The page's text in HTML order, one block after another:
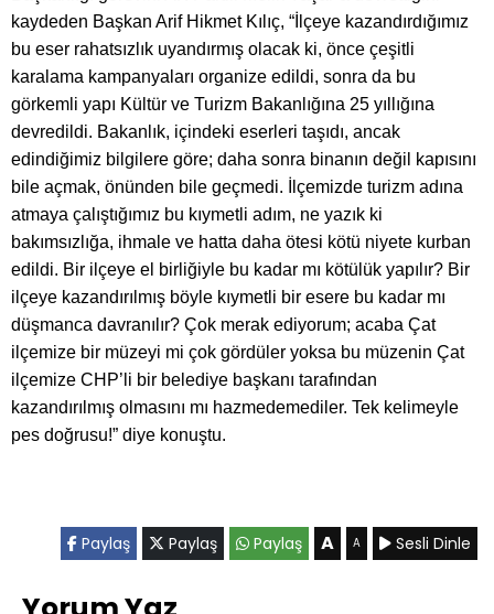
kaydeden Başkan Arif Hikmet Kılıç, “İlçeye kazandırdığımız
bu eser rahatsızlık uyandırmış olacak ki, önce çeşitli
karalama kampanyaları organize edildi, sonra da bu
görkemli yapı Kültür ve Turizm Bakanlığına 25 yıllığına
devredildi. Bakanlık, içindeki eserleri taşıdı, ancak
edindiğimiz bilgilere göre; daha sonra binanın değil kapısını
bile açmak, önünden bile geçmedi. İlçemizde turizm adına
atmaya çalıştığımız bu kıymetli adım, ne yazık ki
bakımsızlığa, ihmale ve hatta daha ötesi kötü niyete kurban
edildi. Bir ilçeye el birliğiyle bu kadar mı kötülük yapılır? Bir
ilçeye kazandırılmış böyle kıymetli bir esere bu kadar mı
düşmanca davranılır? Çok merak ediyorum; acaba Çat
ilçemize bir müzeyi mi çok gördüler yoksa bu müzenin Çat
ilçemize CHP’li bir belediye başkanı tarafından
kazandırılmış olmasını mı hazmedemediler. Tek kelimeyle
pes doğrusu!” diye konuştu.
Paylaş Paylaş Paylaş A A Sesli Dinle